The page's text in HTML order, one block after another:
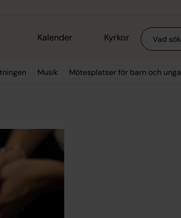
Kalender Kyrkor Sök
Musik Mötesplatser för barn och unga